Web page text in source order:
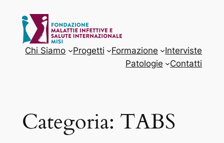
contenuto
Chi Siamo
Progetti Formazione
Interviste
Patologie
Contatti
Categoria: TABS